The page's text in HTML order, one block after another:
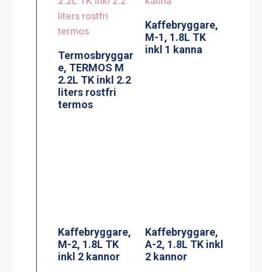
Termosbryggar
e, TERMOS M
2.2L TK inkl 2.2
liters rostfri
termos
Kaffebryggare,
M-1, 1.8L TK
inkl 1 kanna